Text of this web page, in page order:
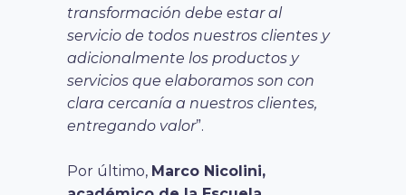
transformación debe estar al
servicio de todos nuestros clientes y
adicionalmente los productos y
servicios que elaboramos son con
clara cercanía a nuestros clientes,
entregando valor”.
Por último, Marco Nicolini,